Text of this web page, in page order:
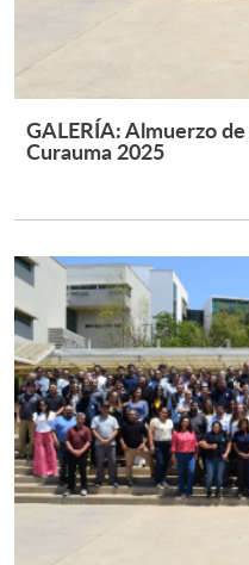
GALERÍA: Almuerzo
Curauma 2025